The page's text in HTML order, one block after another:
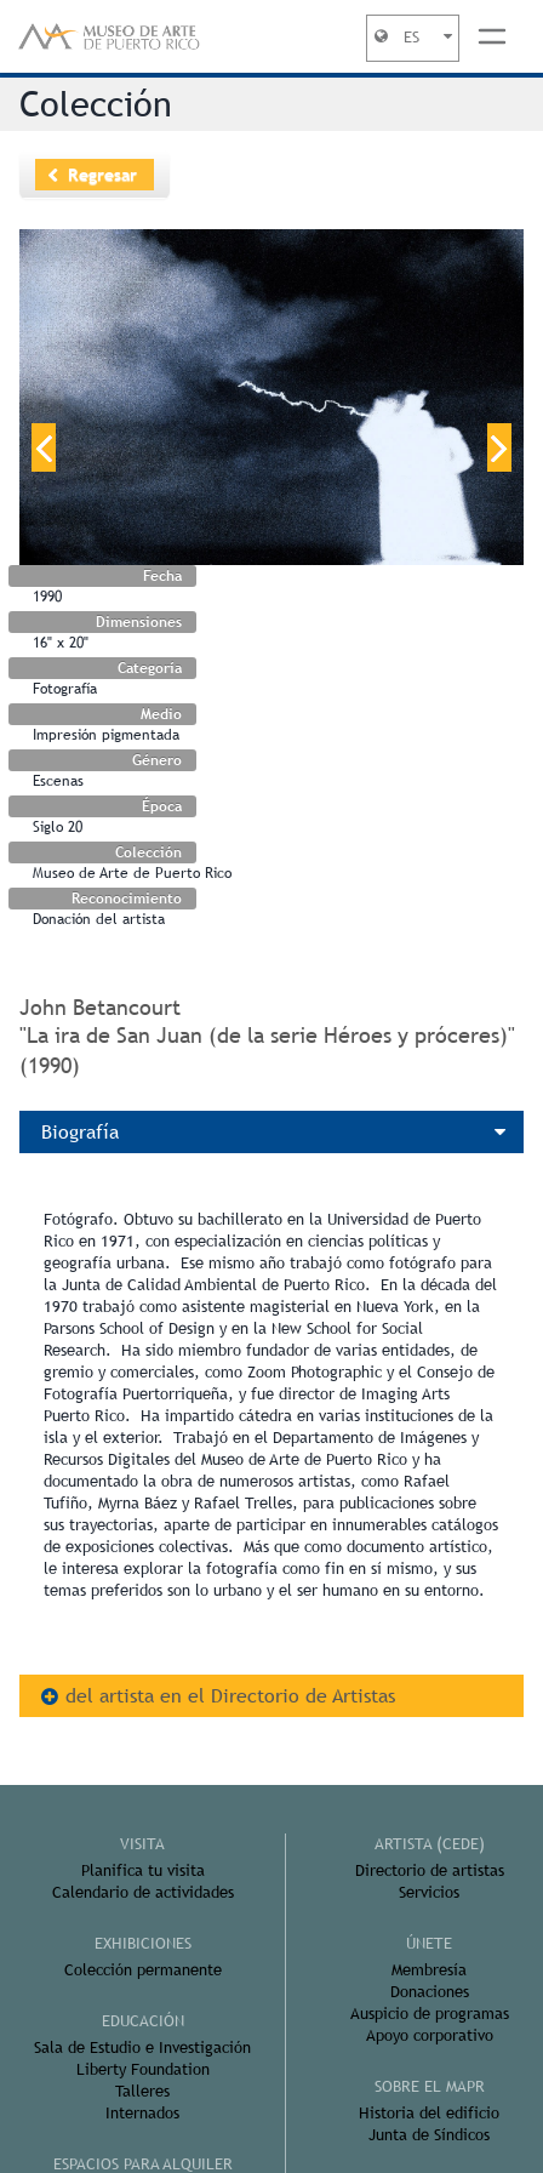
ES
Colección
Regresar
Fecha
1990
Dimensiones
16" x 20"
Categoría
Fotografía
Medio
Impresión pigmentada
Género
Escenas
Época
Siglo 20
Colección
Museo de Arte de Puerto Rico
Reconocimiento
Donación del artista
John Betancourt
"La ira de San Juan (de la serie Héroes y próceres)"
(1990)
Biografía
Fotógrafo. Obtuvo su bachillerato en la Universidad de Puerto
Rico en 1971, con especialización en ciencias políticas y
geografía urbana. Ese mismo año trabajó como fotógrafo para
la Junta de Calidad Ambiental de Puerto Rico. En la década del
1970 trabajó como asistente magisterial en Nueva York, en la
Parsons School of Design y en la New School for Social
Research. Ha sido miembro fundador de varias entidades, de
gremio y comerciales, como Zoom Photographic y el Consejo de
Fotografía Puertorriqueña, y fue director de Imaging Arts
Puerto Rico. Ha impartido cátedra en varias instituciones de la
isla y el exterior. Trabajó en el Departamento de Imágenes y
Recursos Digitales del Museo de Arte de Puerto Rico y ha
documentado la obra de numerosos artistas, como Rafael
Tufiño, Myrna Báez y Rafael Trelles, para publicaciones sobre
sus trayectorias, aparte de participar en innumerables catálogos
de exposiciones colectivas. Más que como documento artístico,
le interesa explorar la fotografía como fin en sí mismo, y sus
temas preferidos son lo urbano y el ser humano en su entorno.
del artista en el Directorio de Artistas
VISITA
Planifica tu visita
Calendario de actividades
EXHIBICIONES
Colección permanente
EDUCACIÓN
Sala de Estudio e Investigación
Liberty Foundation
Talleres
Internados
ESPACIOS PARA ALQUILER
ARTISTA (CEDE)
Directorio de artistas
Servicios
ÚNETE
Membresía
Donaciones
Auspicio de programas
Apoyo corporativo
SOBRE EL MAPR
Historia del edificio
Junta de Síndicos